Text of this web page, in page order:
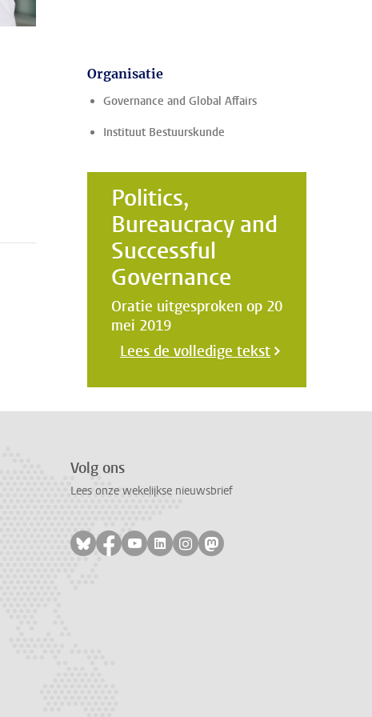
Organisatie
Governance and Global Affairs
Instituut Bestuurskunde
Politics,
Bureaucracy and
Successful
Governance
Oratie uitgesproken op 20
mei 2019
Lees de volledige tekst
Volg ons
Lees onze wekelijkse nieuwsbrief
Volg ons op bluesky
Volg ons op facebook
Volg ons op youtube
Volg ons op linkedin
Volg ons op instagram
Volg ons op mastodon